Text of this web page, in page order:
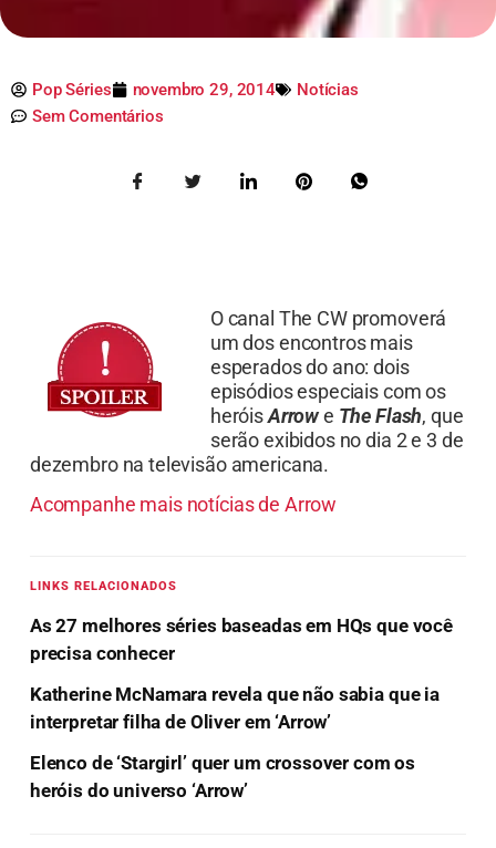
Pop Séries novembro 29, 2014
Notícias
Sem Comentários
O canal The CW promoverá
um dos encontros mais
esperados do ano: dois
episódios especiais com os
heróisArrowe TheFlash, que
serão exibidos no dia 2 e 3 de
dezembro na televisão americana.
Acompanhe mais notícias de Arrow
LINKS RELACIONADOS
As 27 melhores séries baseadas em HQs que você
precisa conhecer
Katherine McNamara revela que não sabia que ia
interpretar filha de Oliver em ‘Arrow’
Elenco de ‘Stargirl’ quer um crossover com os
heróis do universo ‘Arrow’